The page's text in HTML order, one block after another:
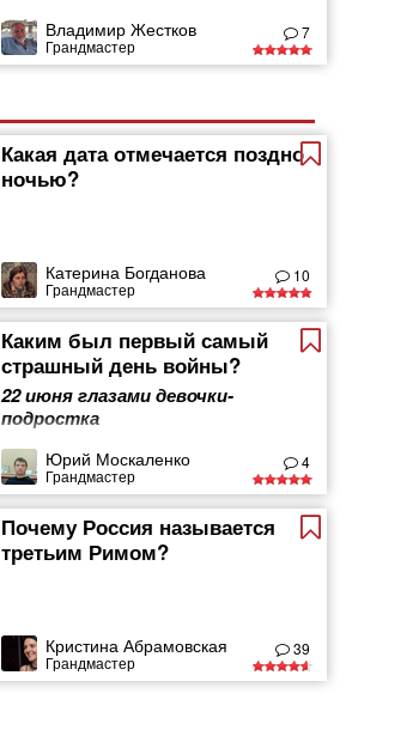
Владимир Жестков
Грандмастер
7
Какая дата отмечается поздно
ночью?
Катерина Богданова
Грандмастер
10
Каким был первый самый
страшный день войны?
22 июня глазами девочки-
подростка
Юрий Москаленко
Грандмастер
4
Почему Россия называется
третьим Римом?
Кристина Абрамовская
Грандмастер
39